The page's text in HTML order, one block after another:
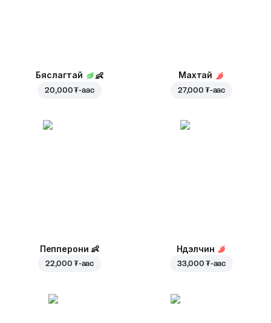
Бяслагтай 👶
20,000 ₮-аас
Махтай
27,000 ₮-аас
Пепперони 👶
22,000 ₮-аас
Нүүдэлчин
33,000 ₮-аас